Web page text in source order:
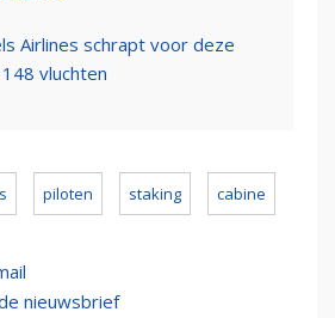
Airlines schrapt voor deze
vluchten
piloten staking cabine
nieuwsbrief